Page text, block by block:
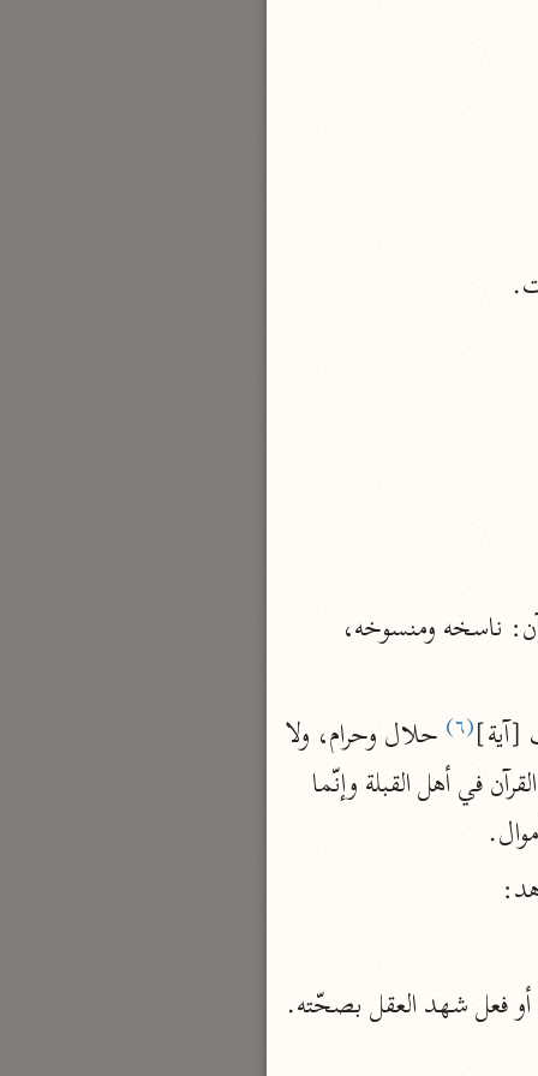
نحو مجلد
جامع البيان
مدارك التنزيل
[آية](٦)
حلال وحرام، ولا